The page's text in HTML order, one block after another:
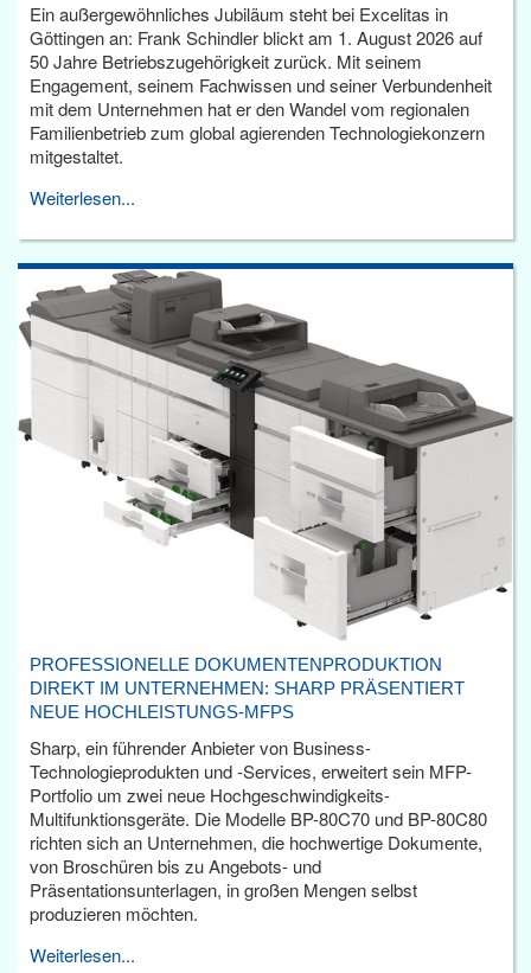
Ein außergewöhnliches Jubiläum steht bei Excelitas in
Göttingen an: Frank Schindler blickt am 1. August 2026 auf
50 Jahre Betriebszugehörigkeit zurück. Mit seinem
Engagement, seinem Fachwissen und seiner Verbundenheit
mit dem Unternehmen hat er den Wandel vom regionalen
Familienbetrieb zum global agierenden Technologiekonzern
mitgestaltet.
Weiterlesen...
PROFESSIONELLE DOKUMENTENPRODUKTION
DIREKT IM UNTERNEHMEN: SHARP PRÄSENTIERT
NEUE HOCHLEISTUNGS-MFPS
Sharp, ein führender Anbieter von Business-
Technologieprodukten und -Services, erweitert sein MFP-
Portfolio um zwei neue Hochgeschwindigkeits-
Multifunktionsgeräte. Die Modelle BP-80C70 und BP-80C80
richten sich an Unternehmen, die hochwertige Dokumente,
von Broschüren bis zu Angebots- und
Präsentationsunterlagen, in großen Mengen selbst
produzieren möchten.
Weiterlesen...